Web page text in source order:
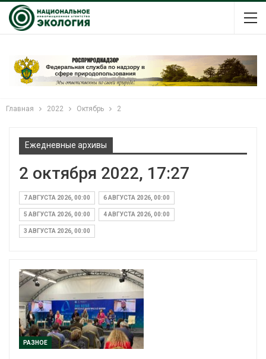
Главная 2022 Октябрь 2
Ежедневные архивы
2 октября 2022, 17:27
7 АВГУСТА 2026, 00:00 6 АВГУСТА 2026, 00:00
5 АВГУСТА 2026, 00:00 4 АВГУСТА 2026, 00:00
3 АВГУСТА 2026, 00:00
РАЗНОЕ